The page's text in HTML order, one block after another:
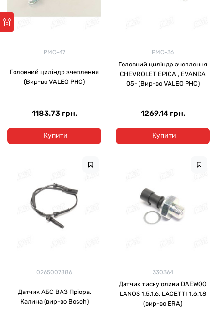
PMC-47
Головний циліндр зчеплення
(Вир-во VALEO PHC)
1183.73 грн.
Купити
PMC-36
Головний циліндр зчеплення
CHEVROLET EPICA , EVANDA
05- (Вир-во VALEO PHC)
1269.14 грн.
Купити
0265007886
Датчик АБС ВАЗ Пріора,
Калина (вир-во Bosch)
330364
Датчик тиску оливи DAEWOO
LANOS 1.5,1.6, LACETTI 1.6,1.8
(вир-во ERA)